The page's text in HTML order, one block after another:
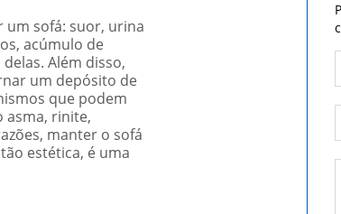
um sofá: suor, urina
acúmulo de
Além disso,
um depósito de
que podem
asma, rinite,
manter o sofá
estética, é uma